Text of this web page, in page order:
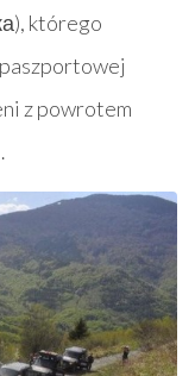
którego
z powrotem